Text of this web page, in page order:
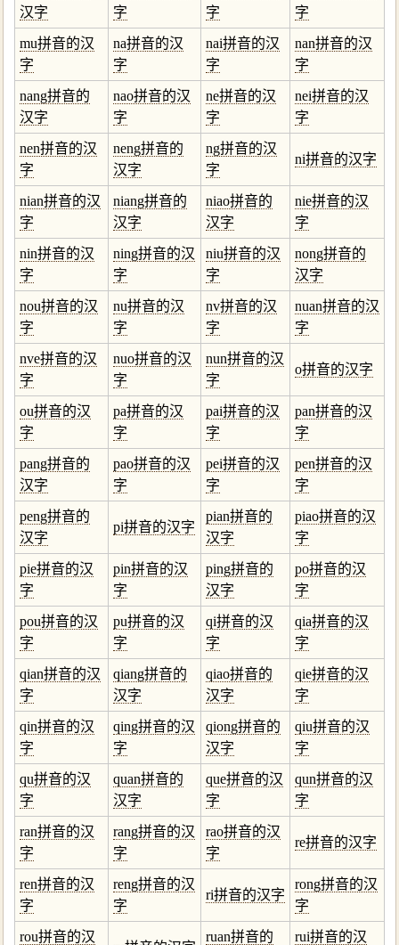
汉字
字
字
字
mu拼音的汉
字
na拼音的汉
字
nai拼音的汉
字
nan拼音的汉
字
nang拼音的
汉字
nao拼音的汉
字
ne拼音的汉
字
nei拼音的汉
字
nen拼音的汉
字
neng拼音的
汉字
ng拼音的汉
字
ni拼音的汉字
nian拼音的汉
字
niang拼音的
汉字
niao拼音的
汉字
nie拼音的汉
字
nin拼音的汉
字
ning拼音的汉
字
niu拼音的汉
字
nong拼音的
汉字
nou拼音的汉
字
nu拼音的汉
字
nv拼音的汉
字
nuan拼音的汉
字
nve拼音的汉
字
nuo拼音的汉
字
nun拼音的汉
字
o拼音的汉字
ou拼音的汉
字
pa拼音的汉
字
pai拼音的汉
字
pan拼音的汉
字
pang拼音的
汉字
pao拼音的汉
字
pei拼音的汉
字
pen拼音的汉
字
peng拼音的
汉字
pi拼音的汉字
pian拼音的
汉字
piao拼音的汉
字
pie拼音的汉
字
pin拼音的汉
字
ping拼音的
汉字
po拼音的汉
字
pou拼音的汉
字
pu拼音的汉
字
qi拼音的汉
字
qia拼音的汉
字
qian拼音的汉
字
qiang拼音的
汉字
qiao拼音的
汉字
qie拼音的汉
字
qin拼音的汉
字
qing拼音的汉
字
qiong拼音的
汉字
qiu拼音的汉
字
qu拼音的汉
字
quan拼音的
汉字
que拼音的汉
字
qun拼音的汉
字
ran拼音的汉
字
rang拼音的汉
字
rao拼音的汉
字
re拼音的汉字
ren拼音的汉
字
reng拼音的汉
字
ri拼音的汉字
rong拼音的汉
字
rou拼音的汉
ruan拼音的
rui拼音的汉